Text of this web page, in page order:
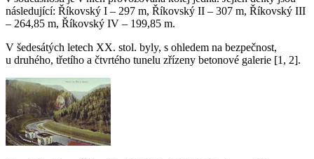
následující: Říkovský I – 297 m, Říkovský II – 307 m, Říkovský III
– 264,85 m, Říkovský IV – 199,85 m.
V šedesátých letech XX. stol. byly, s ohledem na bezpečnost,
u druhého, třetího a čtvrtého tunelu zřízeny betonové galerie [1, 2].